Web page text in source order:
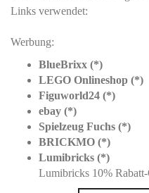
Links verwendet:
Werbung:
BlueBrixx (*)
LEGO Onlineshop (*)
Figuworld24 (*)
ebay (*)
Spielzeug Fuchs (*)
BRICKMO (*)
Lumibricks (*)
Lumibricks 10%